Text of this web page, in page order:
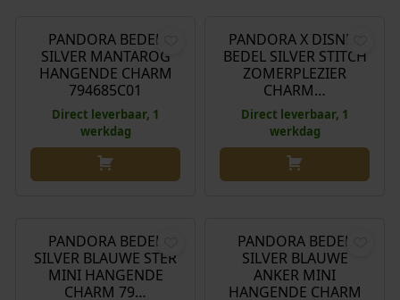
PANDORA BEDEL
SILVER MANTAROG
HANGENDE CHARM
794685C01
Direct leverbaar, 1
werkdag
PANDORA X DISNEY
BEDEL SILVER STITCH
ZOMERPLEZIER
CHARM…
Direct leverbaar, 1
werkdag
PANDORA BEDEL
SILVER BLAUWE STER
MINI HANGENDE
CHARM 79…
PANDORA BEDEL
SILVER BLAUWE
ANKER MINI
HANGENDE CHARM